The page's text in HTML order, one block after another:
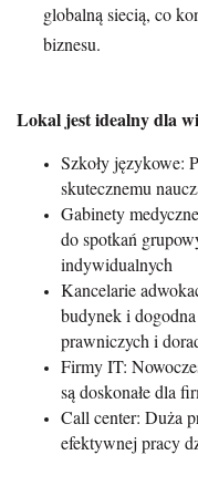
globalną siecią, co
biznesu.
Lokal jest idealny dla
Szkoły językowe:
skutecznemu
Gabinety
do spotkań
indywidualnych
Kancelarie
budynek i
prawniczych i
Firmy IT:
są doskonałe dla
Call center: Duża
efektywnej pracy